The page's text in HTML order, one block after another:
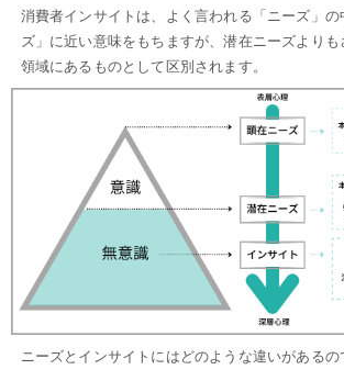
消費者インサイトは、よく言われる「ニーズ」の
ズ」に近い意味をもちますが、潜在ニーズより
領域にあるものとして区別されます。
ニーズとインサイトにはどのような違いがあるの